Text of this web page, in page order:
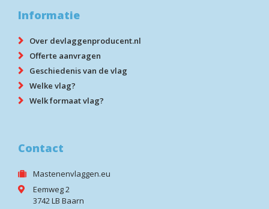
Informatie
Over devlaggenproducent.nl
Offerte aanvragen
Geschiedenis van de vlag
Welke vlag?
Welk formaat vlag?
Contact
Mastenenvlaggen.eu
Eemweg 2
3742 LB Baarn